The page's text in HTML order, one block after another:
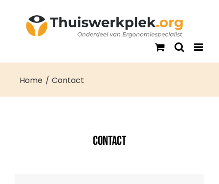
Home Contact
Contact